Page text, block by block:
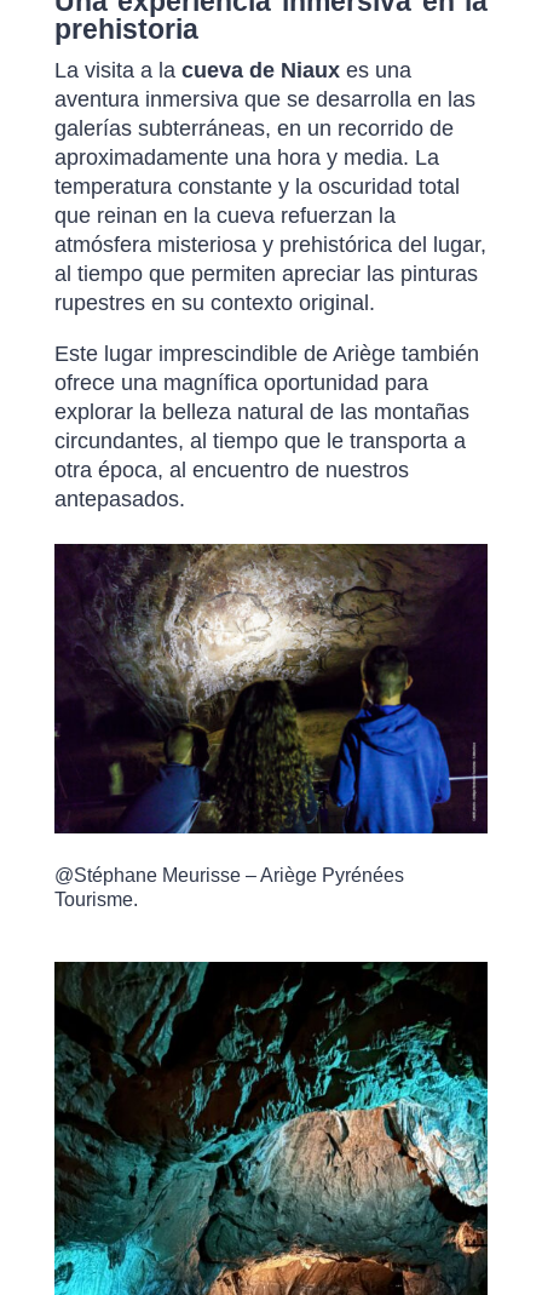
prehistoria
La visita a la cueva de Niauxes una
aventura inmersiva que se desarrolla en las
galerías subterráneas, en un recorrido de
aproximadamente una hora y media. La
temperatura constante y la oscuridad total
que reinan en la cueva refuerzan la
atmósfera misteriosa y prehistórica del lugar,
al tiempo que permiten apreciar las pinturas
rupestres en su contexto original.
Este lugar imprescindible de Ariège también
ofrece una magnífica oportunidad para
explorar la belleza natural de las montañas
circundantes, al tiempo que le transporta a
otra época, al encuentro de nuestros
antepasados.
@Stéphane Meurisse – Ariège Pyrénées
Tourisme.